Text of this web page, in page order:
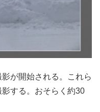
が開始される。これら
する。おそらく約30